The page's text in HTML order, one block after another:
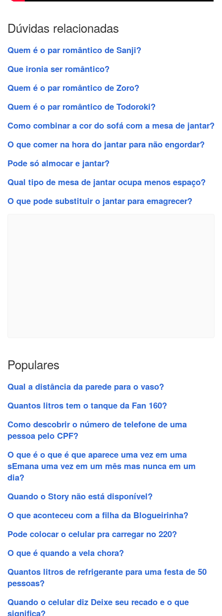
Dúvidas relacionadas
Quem é o par romântico de Sanji?
Que ironia ser romântico?
Quem é o par romântico de Zoro?
Quem é o par romântico de Todoroki?
Como combinar a cor do sofá com a mesa de jantar?
O que comer na hora do jantar para não engordar?
Pode só almocar e jantar?
Qual tipo de mesa de jantar ocupa menos espaço?
O que pode substituir o jantar para emagrecer?
Populares
Qual a distância da parede para o vaso?
Quantos litros tem o tanque da Fan 160?
Como descobrir o número de telefone de uma
pessoa pelo CPF?
O que é o que é que aparece uma vez em uma
sEmana uma vez em um mês mas nunca em um
dia?
Quando o Story não está disponível?
O que aconteceu com a filha da Blogueirinha?
Pode colocar o celular pra carregar no 220?
O que é quando a vela chora?
Quantos litros de refrigerante para uma festa de 50
pessoas?
Quando o celular diz Deixe seu recado e o que
significa?